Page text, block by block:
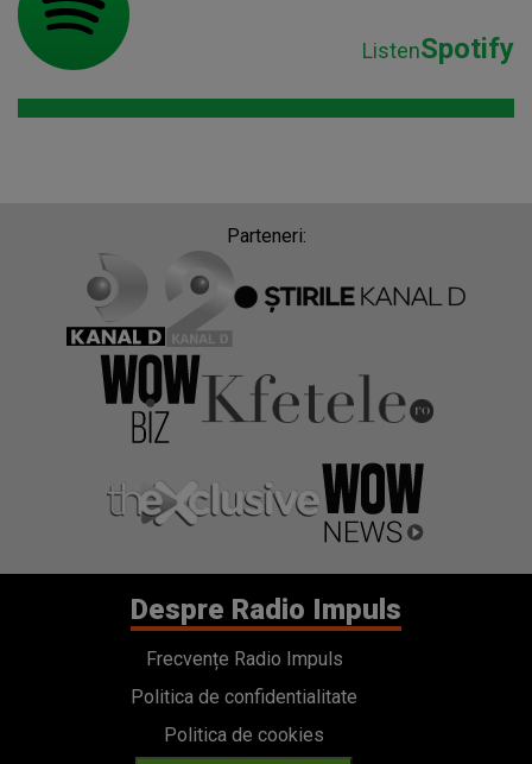
ListenSpotify
Parteneri:
Despre Radio Impuls
Frecvențe Radio Impuls
Politica de confidentialitate
Politica de cookies